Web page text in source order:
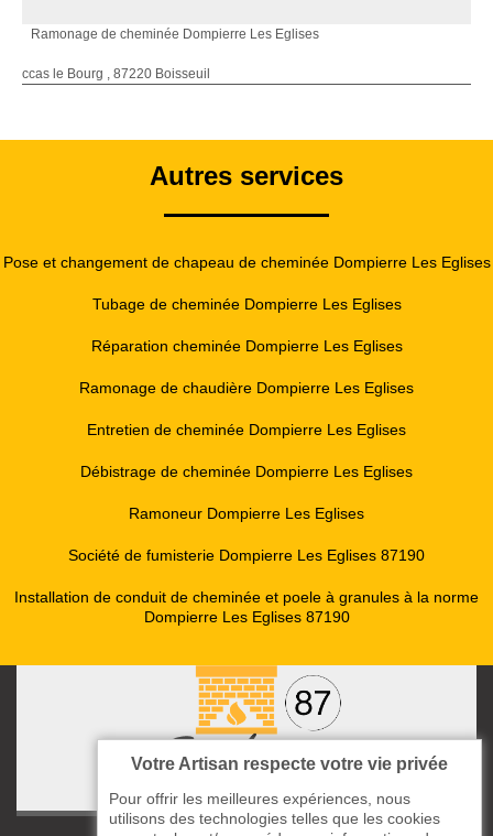
Ramonage de cheminée Dompierre Les Eglises
ccas le Bourg , 87220 Boisseuil
Autres services
Pose et changement de chapeau de cheminée Dompierre Les Eglises
Tubage de cheminée Dompierre Les Eglises
Réparation cheminée Dompierre Les Eglises
Ramonage de chaudière Dompierre Les Eglises
Entretien de cheminée Dompierre Les Eglises
Débistrage de cheminée Dompierre Les Eglises
Ramoneur Dompierre Les Eglises
Société de fumisterie Dompierre Les Eglises 87190
Installation de conduit de cheminée et poele à granules à la norme
Dompierre Les Eglises 87190
Votre Artisan respecte votre vie privée
Pour offrir les meilleures expériences, nous
utilisons des technologies telles que les cookies